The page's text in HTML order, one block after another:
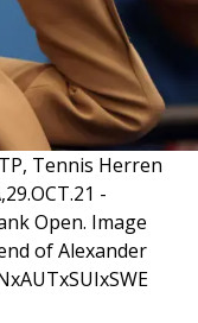
Tennis Herren
-
Open. Image
of Alexander